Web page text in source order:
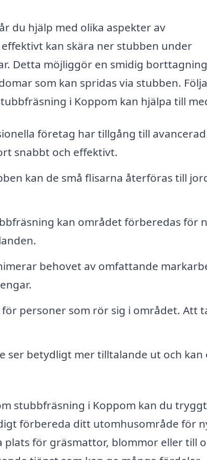
du hjälp med olika aspekter av
kan skära ner stubben under
Detta möjliggör en smidig
som kan spridas via stubben.
i Koppom kan hjälpa till
företag har tillgång till avancerad
snabbt och effektivt.
kan de små flisarna återföras till
kan området förberedas för
behovet av omfattande
personer som rör sig i området. Att
ser betydligt mer tilltalande ut och kan
stubbfräsning i Koppom kan du
förbereda ditt utomhusområde för
för gräsmattor, blommor eller till